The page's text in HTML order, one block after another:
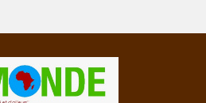
l’opérateur culturel Soldat Jahboy